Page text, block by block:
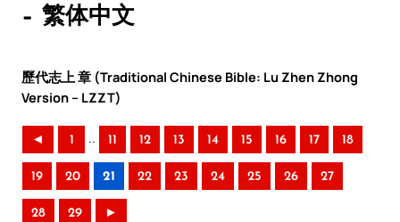
– 繁体中文
歷代志上 章 (Traditional Chinese Bible: Lu Zhen Zhong
Version – LZZT)
◄ 1 .. 11 12 13 14 15 16 17 18
19 20 21 22 23 24 25 26 27
28 29 ►